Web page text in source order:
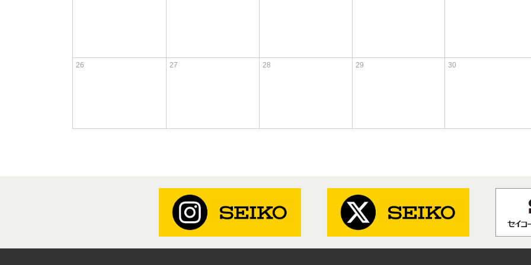
26 27 28 29 30